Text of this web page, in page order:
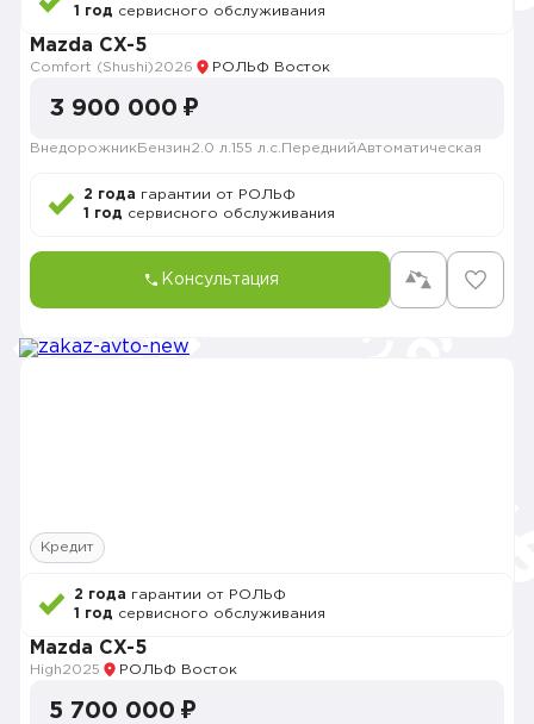
1 год сервисного обслуживания
Mazda CX-5
Comfort (Shushi)2026 РОЛЬФ Восток
3 900 000 ₽
Внедорожник Бензин2.0 л. 155 л.с. ПереднийАвтоматическая
2 года гарантии от РОЛЬФ
1 год сервисного обслуживания
Консультация
Кредит
2 года гарантии от РОЛЬФ
1 год сервисного обслуживания
Mazda CX-5
High2025 РОЛЬФ Восток
5 700 000 ₽